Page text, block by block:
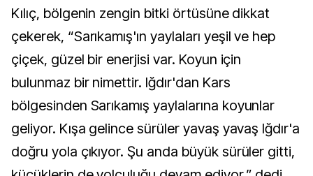
Kılıç, bölgenin zengin bitki örtüsüne dikkat
çekerek, “Sarıkamış'ın yaylaları yeşil ve hep
çiçek, güzel bir enerjisi var. Koyun için
bulunmaz bir nimettir. Iğdır'dan Kars
bölgesinden Sarıkamış yaylalarına koyunlar
geliyor. Kışa gelince sürüler yavaş yavaş Iğdır'a
doğru yola çıkıyor. Şu anda büyük sürüler gitti,